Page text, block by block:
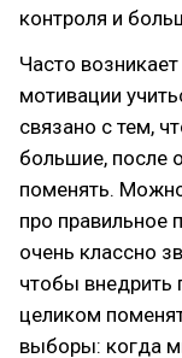
контроля и
Часто
мотивации
связано с тем,
большие, после
поменять.
про правильное
очень классно
чтобы внедрить
целиком
выборы: когда